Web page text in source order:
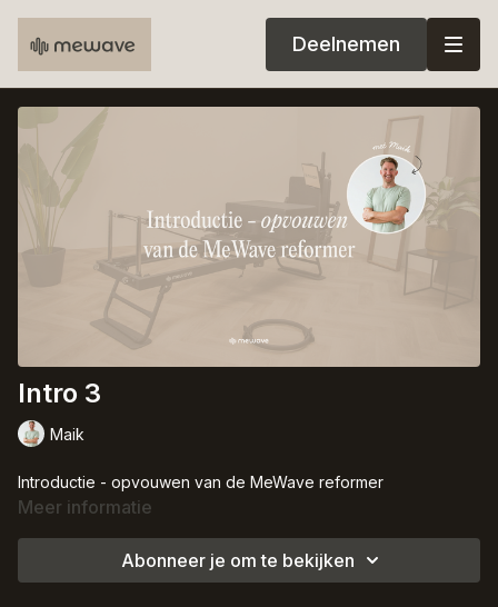
Deelnemen
Intro 3
Maik
Introductie - opvouwen van de MeWave reformer
Meer informatie
Abonneer je om te bekijken